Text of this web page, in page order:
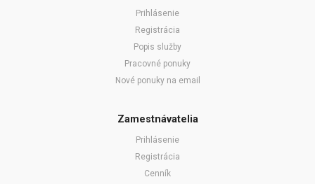
Prihlásenie
Registrácia
Popis služby
Pracovné ponuky
Nové ponuky na email
Zamestnávatelia
Prihlásenie
Registrácia
Cenník